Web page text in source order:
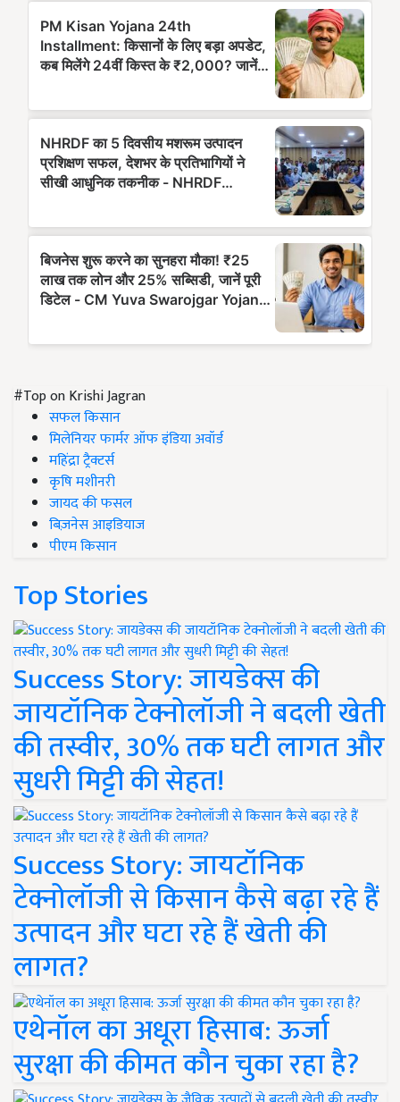
#Top on Krishi Jagran
सफल किसान
मिलेनियर फार्मर ऑफ इंडिया अवॉर्ड
महिंद्रा ट्रैक्टर्स
कृषि मशीनरी
जायद की फसल
बिज़नेस आइडियाज
पीएम किसान
Top Stories
Success Story: जायडेक्स की
जायटॉनिक टेक्नोलॉजी ने बदली खेती
की तस्वीर, 30% तक घटी लागत और
सुधरी मिट्टी की सेहत!
Success Story: जायटॉनिक
टेक्नोलॉजी से किसान कैसे बढ़ा रहे हैं
उत्पादन और घटा रहे हैं खेती की
लागत?
एथेनॉल का अधूरा हिसाब: ऊर्जा
सुरक्षा की कीमत कौन चुका रहा है?